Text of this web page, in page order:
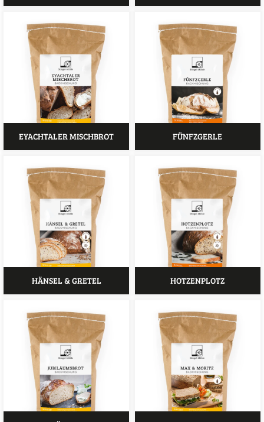
EYACHTALER MISCHBROT FÜNFZGERLE
HÄNSEL & GRETEL HOTZENPLOTZ